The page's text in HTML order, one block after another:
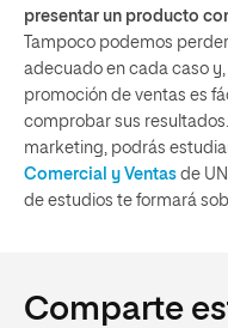
presentar un producto
Tampoco podemos
adecuado en cada caso
promoción de ventas es
comprobar sus
marketing, podrás
Comercial y Ventas de
de estudios te formará
Comparte